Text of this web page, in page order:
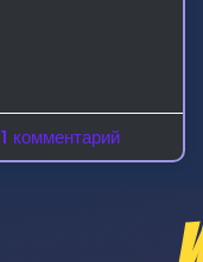
1 комментарий